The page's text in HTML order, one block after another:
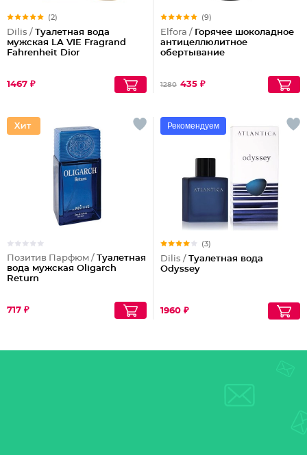
(2)
Dilis / Туалетная вода
мужская LA VIE Fragrand
Fahrenheit Dior
1467 ₽
(9)
Elfora / Горячее шоколадное
антицеллюлитное
обертывание
1280 435 ₽
Позитив Парфюм / Туалетная
вода мужская Oligarch
Return
717 ₽
Рекомендуем
(3)
Dilis / Туалетная вода
Odyssey
1960 ₽